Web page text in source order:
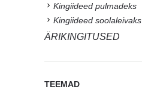
Kingiideed pulmadeks
Kingiideed soolaleivaks
ÄRIKINGITUSED
TEEMAD